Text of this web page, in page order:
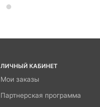
ЛИЧНЫЙ КАБИНЕТ
Мои заказы
Партнерская программа